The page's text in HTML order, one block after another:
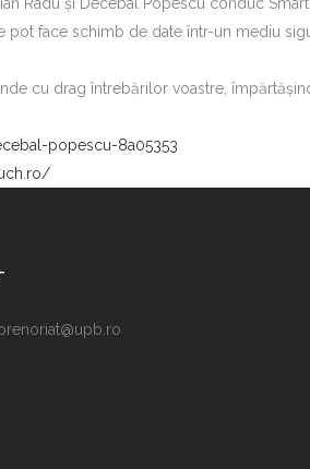
Radu și Decebal Popescu conduc
face schimb de date într-un mediu
cu drag întrebărilor voastre,
popescu-8a05353